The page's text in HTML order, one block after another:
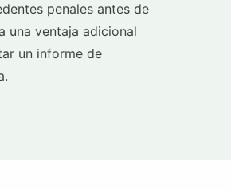
penales antes de
una ventaja adicional
un informe de